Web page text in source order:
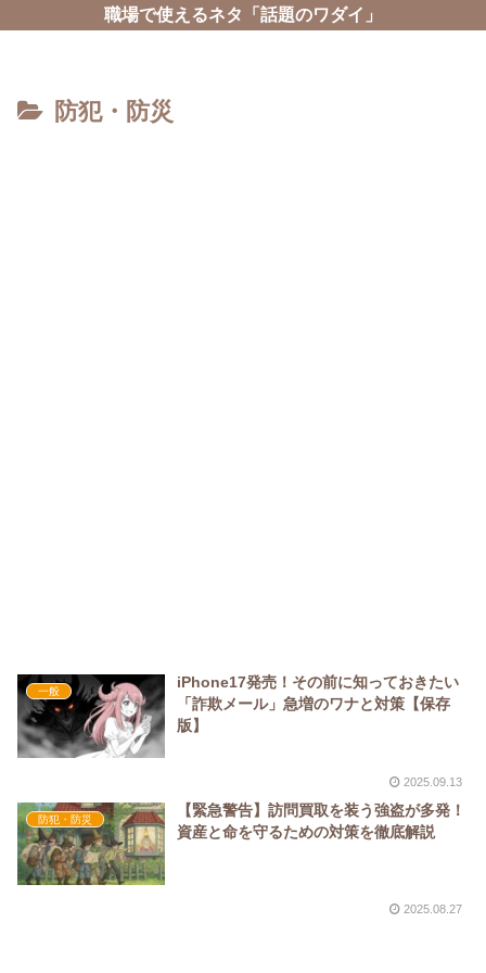
職場で使えるネタ「話題のワダイ」
防犯・防災
一般
iPhone17発売！その前に知っておきたい
「詐欺メール」急増のワナと対策【保存
版】
2025.09.13
防犯・防災
【緊急警告】訪問買取を装う強盗が多発！
資産と命を守るための対策を徹底解説
2025.08.27